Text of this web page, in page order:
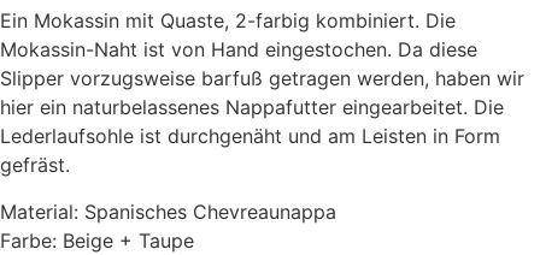
Ein Mokassin mit Quaste, 2-farbig kombiniert. Die
Mokassin-Naht ist von Hand eingestochen. Da diese
Slipper vorzugsweise barfuß getragen werden, haben wir
hier ein naturbelassenes Nappafutter eingearbeitet. Die
Lederlaufsohle ist durchgenäht und am Leisten in Form
gefräst.
Material: Spanisches Chevreaunappa
Farbe: Beige + Taupe